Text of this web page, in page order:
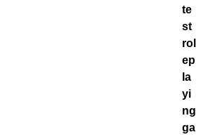
te
st
rol
ep
la
yi
ng
ga